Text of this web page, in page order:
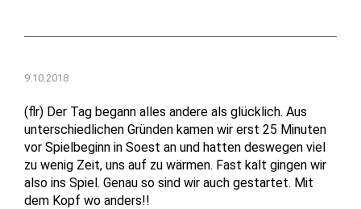
9.10.2018
(flr) Der Tag begann alles andere als glücklich. Aus
unterschiedlichen Gründen kamen wir erst 25 Minuten
vor Spielbeginn in Soest an und hatten deswegen viel
zu wenig Zeit, uns auf zu wärmen. Fast kalt gingen wir
also ins Spiel. Genau so sind wir auch gestartet. Mit
dem Kopf wo anders!!